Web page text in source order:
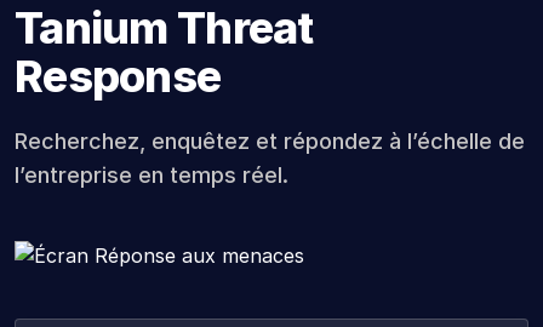
Tanium Threat
Response
Recherchez, enquêtez et répondez à l’échelle de
l’entreprise en temps réel.